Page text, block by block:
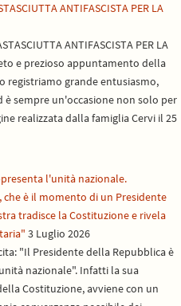
ANTIFASCISTA PER LA
ANTIFASCISTA PER LA
e prezioso appuntamento della
registriamo grande entusiasmo,
sempre un'occasione non solo per
realizzata dalla famiglia Cervi il 25
l'unità nazionale.
è il momento di un Presidente
tradisce la Costituzione e rivela
3 Luglio 2026
"Il Presidente della Repubblica è
nazionale". Infatti la sua
Costituzione, avviene con un